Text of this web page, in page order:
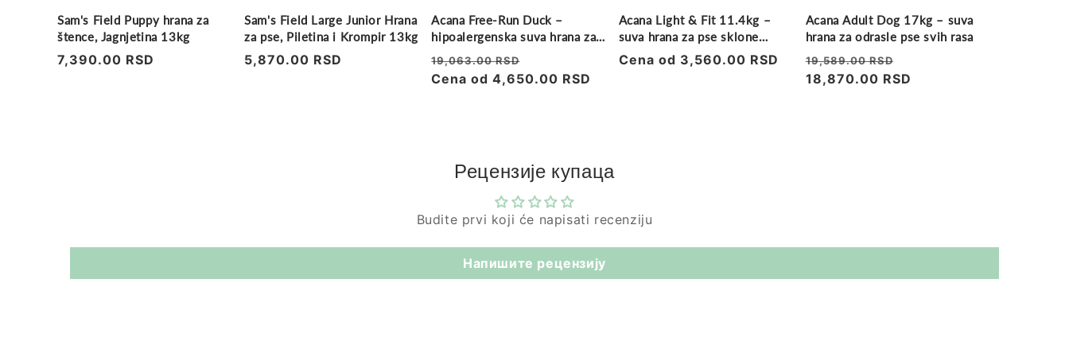
Sam's Field Puppy hrana za
štence, Jagnjetina 13kg
Regularna
7,390.00 RSD
Sam's Field Large Junior Hrana
za pse, Piletina i Krompir 13kg
Regularna
5,870.00 RSD
Acana Free-Run Duck –
hipoalergenska suva hrana za
pse sa pačetinom
Regularna
cena
19,063.00 RSD
cena
Cena od 4,650.00 RSD
Acana Light & Fit 11.4kg –
suva hrana za pse sklone
gojenju
Regularna
Cena od 3,560.00 RSD
Acana Adult Dog 17kg – suva
hrana za odrasle pse svih rasa
Regularna
cena
19,589.00 RSD
cena
18,870.00 RSD
Рецензије купаца
Budite prvi koji će napisati recenziju
Напишите рецензију